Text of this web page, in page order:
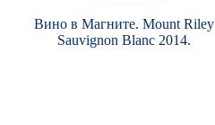
Вино в Магните. Mount Riley
Sauvignon Blanc 2014.